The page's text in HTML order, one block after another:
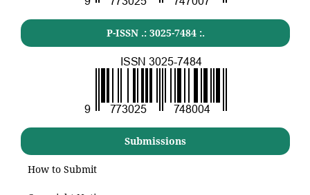
P-ISSN .: 3025-7484:.
Submissions
How to Submit